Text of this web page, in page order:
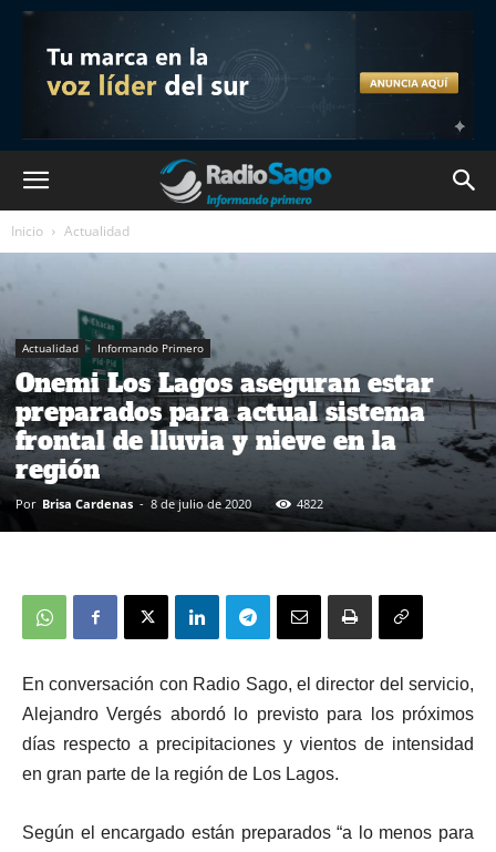
Inicio Actualidad
Actualidad Informando Primero
Onemi Los Lagos aseguran estar
preparados para actual sistema
frontal de lluvia y nieve en la
región
Por Brisa Cardenas - 8 de julio de 2020 4822
En conversación con Radio Sago, el director del servicio,
Alejandro Vergés abordó lo previsto para los próximos
días respecto a precipitaciones y vientos de intensidad
en gran parte de la región de Los Lagos.
Según el encargado están preparados “a lo menos para